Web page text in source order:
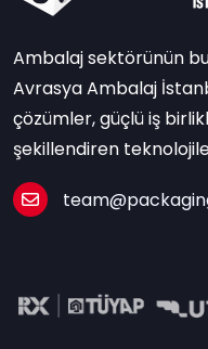
Ambalaj sektörünün
Avrasya Ambalaj
çözümler, güçlü iş
şekillendiren